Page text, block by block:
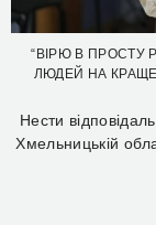
“ВІРЮ В ПРОСТУ
ЛЮДЕЙ НА
Нести
Хмельницькій